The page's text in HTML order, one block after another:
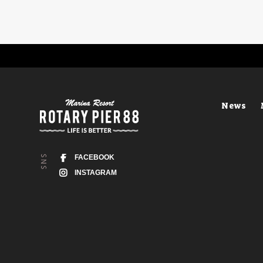
FACEBOOK
INSTAGRAM
News